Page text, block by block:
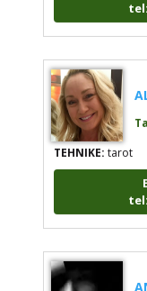
TEHNIKE:tarot